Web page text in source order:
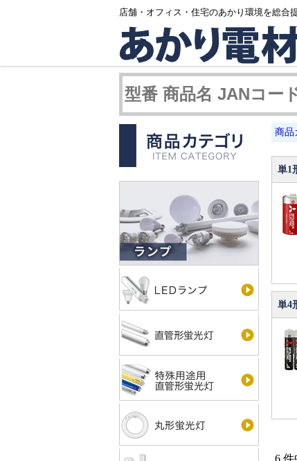
店舗・オフィス・住宅のあかり環境を総合
商品
単1
単4
6